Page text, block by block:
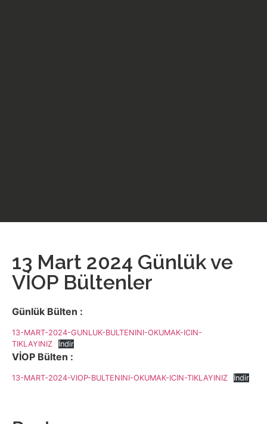
13 Mart 2024 Günlük ve
VİOP Bültenler
Günlük Bülten :
13-MART-2024-GUNLUK-BULTENINI-OKUMAK-ICIN-
TIKLAYINIZ
İndir
VİOP Bülten :
13-MART-2024-VIOP-BULTENINI-OKUMAK-ICIN-TIKLAYINIZ İndir